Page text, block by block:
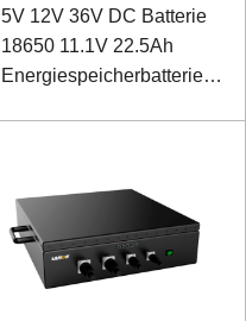
5V 12V 36V DC Batterie
18650 11.1V 22.5Ah
Energiespeicherbatterie